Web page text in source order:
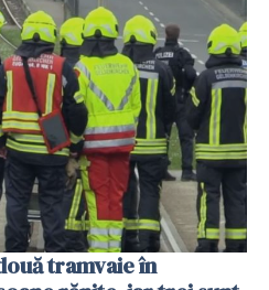
tramvaie în